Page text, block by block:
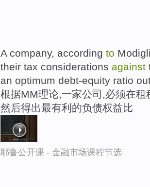
A company, according to
their tax considerations against
an optimum debt-equity ratio
根据MM理论,一家公司,必须在
然后得出最有利的负债权益比
耶鲁公开课 - 金融市场课程节选